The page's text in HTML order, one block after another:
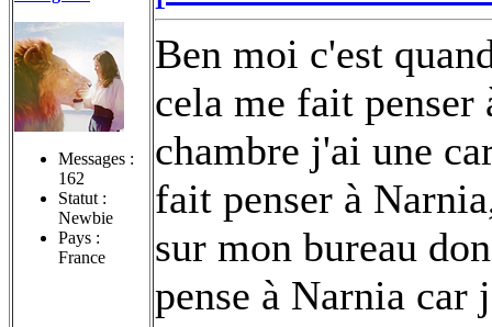
Messages :
162
Statut :
Newbie
Pays :
France
Ben moi c'est
cela me fait penser
chambre j'ai une
fait penser à
sur mon bureau
pense à Narnia